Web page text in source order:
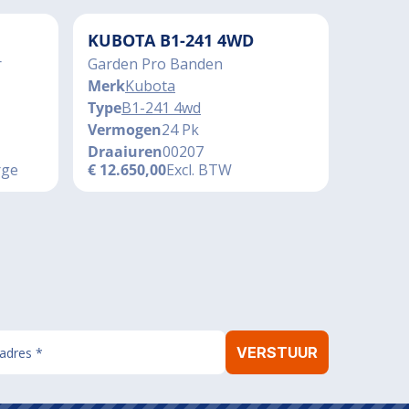
KUBOTA B1-241 4WD
Garden Pro Banden
MerkKubota
TypeB1-241 4wd
Vermogen24 Pk
Draaiuren00207
€ 12.650,00Excl. BTW